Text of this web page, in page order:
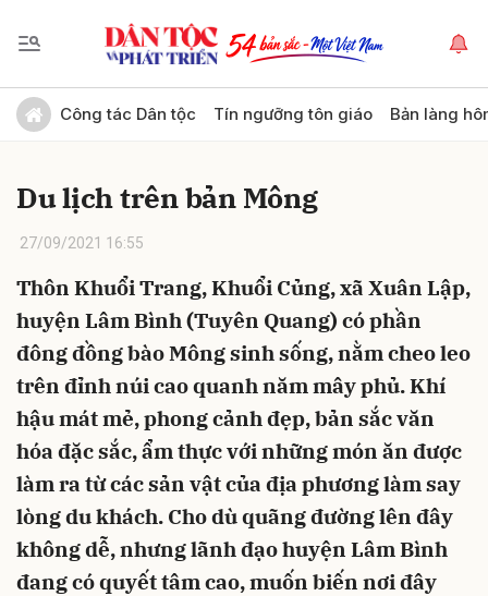
Công tác Dân tộc Tín ngưỡng tôn giáo Bản làng
Du lịch trên bản Mông
27/09/2021 16:55
Thôn Khuổi Trang, Khuổi Củng, xã Xuân Lập,
huyện Lâm Bình (Tuyên Quang) có phần
đông đồng bào Mông sinh sống, nằm cheo leo
trên đỉnh núi cao quanh năm mây phủ. Khí
hậu mát mẻ, phong cảnh đẹp, bản sắc văn
hóa đặc sắc, ẩm thực với những món ăn được
làm ra từ các sản vật của địa phương làm say
lòng du khách. Cho dù quãng đường lên đây
không dễ, nhưng lãnh đạo huyện Lâm Bình
đang có quyết tâm cao, muốn biến nơi đây
Gửi bình luận
Hủy